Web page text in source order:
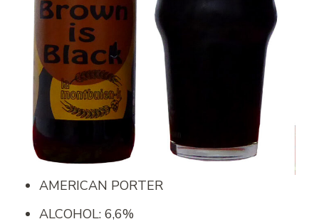
AMERICAN PORTER
ALCOHOL: 6,6%